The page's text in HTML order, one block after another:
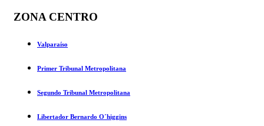
ZONA CENTRO
Valparaíso
Primer Tribunal Metropolitana
Segundo Tribunal Metropolitana
Libertador Bernardo O´higgins